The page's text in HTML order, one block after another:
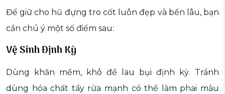
Để giữ cho hũ đựng tro cốt luôn đẹp và bền lâu, bạn
cần chú ý một số điểm sau:
Vệ Sinh Định Kỳ
Dùng khăn mềm, khô để lau bụi định kỳ. Tránh
dùng hóa chất tẩy rửa mạnh có thể làm phai màu